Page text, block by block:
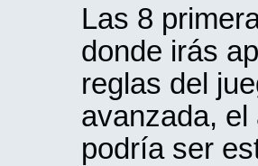
Las 8
donde irás
reglas del
avanzada,
podría ser